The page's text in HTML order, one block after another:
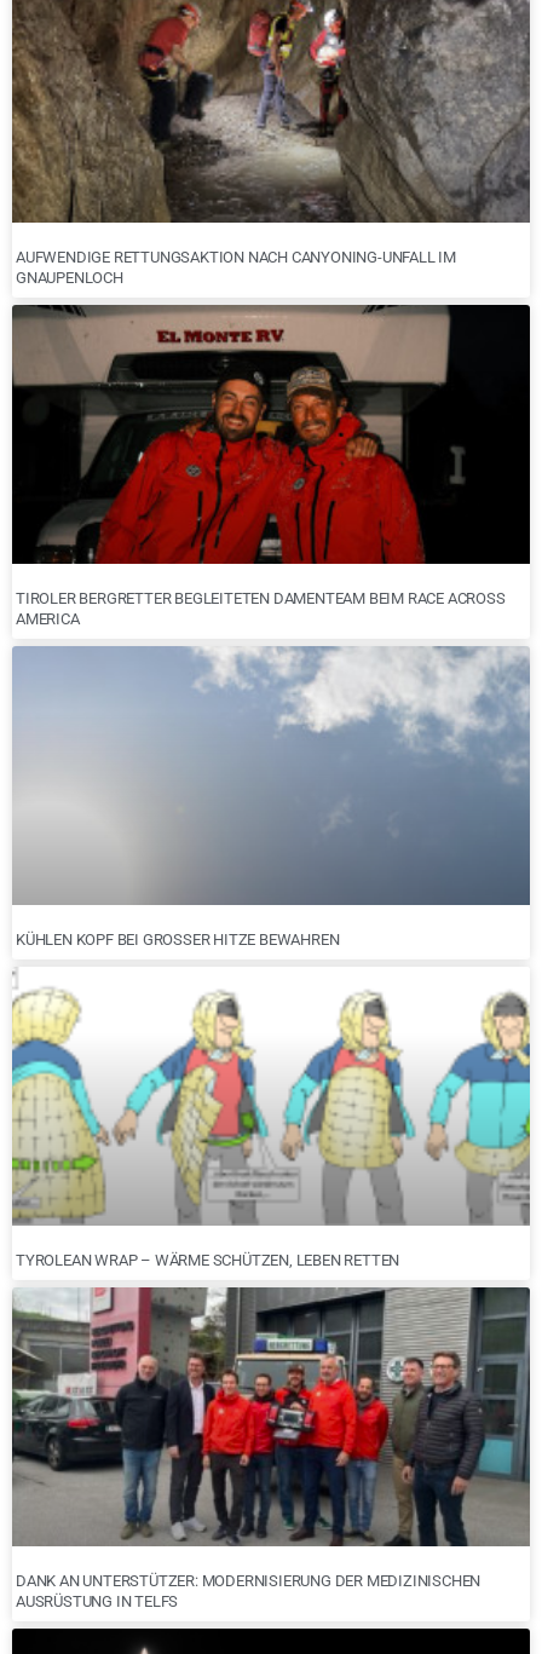
AUFWENDIGE RETTUNGSAKTION NACH CANYONING-UNFALL IM
GNAUPENLOCH
TIROLER BERGRETTER BEGLEITETEN DAMENTEAM BEIM RACE ACROSS
AMERICA
KÜHLEN KOPF BEI GROSSER HITZE BEWAHREN
TYROLEAN WRAP – WÄRME SCHÜTZEN, LEBEN RETTEN
DANK AN UNTERSTÜTZER: MODERNISIERUNG DER MEDIZINISCHEN
AUSRÜSTUNG IN TELFS